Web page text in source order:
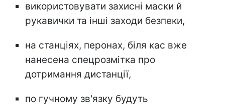
використовувати захисні маски й
рукавички та інші заходи безпеки,
на станціях, перонах, біля кас вже
нанесена спецрозмітка про
дотримання дистанції,
по гучному зв'язку будуть